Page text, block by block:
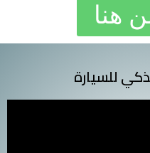
هنا
للسيارة